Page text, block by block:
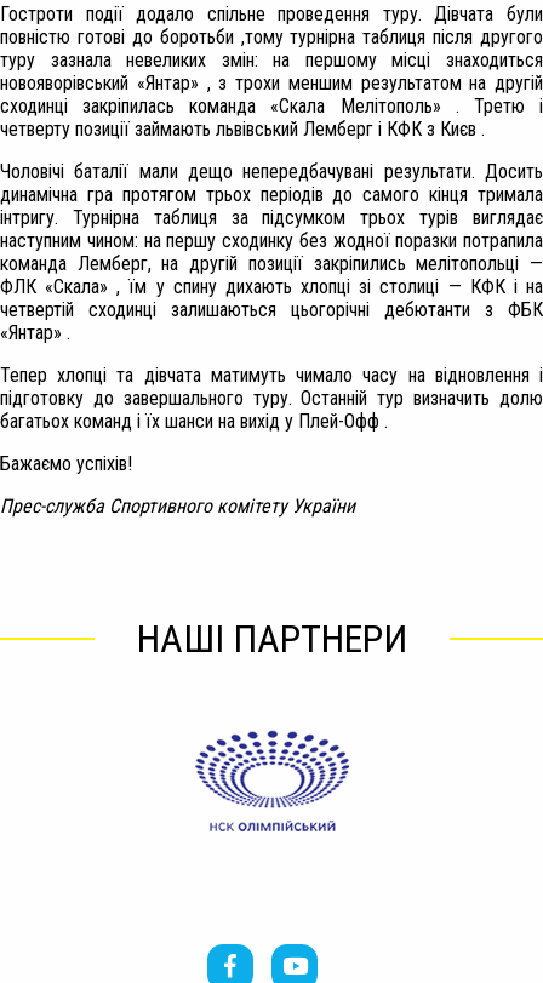
Гостроти події додало спільне проведення туру. Дівчата були
повністю готові до боротьби ,тому турнірна таблиця після другого
туру зазнала невеликих змін: на першому місці знаходиться
новояворівський «Янтар» , з трохи меншим результатом на другій
сходинці закріпилась команда «Скала Мелітополь» . Третю і
четверту позиції займають львівський Лемберг і КФК з Києв .
Чоловічі баталії мали дещо непередбачувані результати. Досить
динамічна гра протягом трьох періодів до самого кінця тримала
інтригу. Турнірна таблиця за підсумком трьох турів виглядає
наступним чином: на першу сходинку без жодної поразки потрапила
команда Лемберг, на другій позиції закріпились мелітопольці —
ФЛК «Скала» , їм у спину дихають хлопці зі столиці — КФК і на
четвертій сходинці залишаються цьогорічні дебютанти з ФБК
«Янтар» .
Тепер хлопці та дівчата матимуть чимало часу на відновлення і
підготовку до завершального туру. Останній тур визначить долю
багатьох команд і їх шанси на вихід у Плей-Офф .
Бажаємо успіхів!
Прес-служба Спортивного комітету України
НАШІ ПАРТНЕРИ